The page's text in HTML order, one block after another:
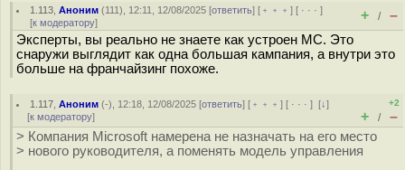
1.113 ,Аноним (111), 12:11, 12/08/2025 [ответить] [ ﹢﹢﹢] [ · · ·]
[к модератору] + / –
Эксперты, вы реально не знаете как устроен МС. Это
снаружи выглядит как одна большая кампания, а внутри это
больше на франчайзинг похоже.
1.117 ,Аноним (-), 12:18, 12/08/2025 [ответить] [ ﹢﹢﹢] [ · · ·][↓]
[к модератору]
+2
+ / –
> Компания Microsoft намерена не назначать на его место
> нового руководителя, а поменять модель управления